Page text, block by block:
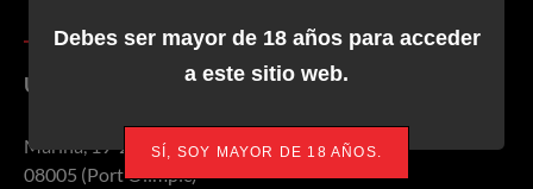
Ubicación y contacto
Marina, 19-21
08005 (Port Olímpic)
Debes ser mayor de 18 años para acceder
a este sitio web.
SÍ, SOY MAYOR DE 18 AÑOS.